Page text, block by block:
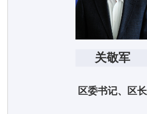
关敬军
区委书记、区长